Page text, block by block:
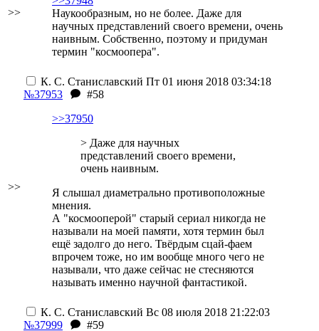
>>
Наукообразным, но не более. Даже для
научных представлений своего времени, очень
наивным. Собственно, поэтому и придуман
термин "космоопера".
>>
К. С. Станиславский Пт 01 июня 2018 03:34:18
№37953
#58
>>37950
> Даже для научных
представлений своего времени,
очень наивным.
Я слышал диаметрально противоположные
мнения.
А "космооперой" старый сериал никогда не
называли на моей памяти, хотя термин был
ещё задолго до него. Твёрдым сцай-фаем
впрочем тоже, но им вообще много чего не
называли, что даже сейчас не стесняются
называть именно научной фантастикой.
К. С. Станиславский Вс 08 июля 2018 21:22:03
№37999
#59